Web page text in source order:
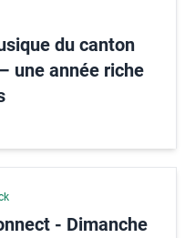
du canton
une année riche
- Dimanche